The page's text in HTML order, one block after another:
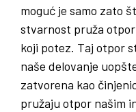
moguć je samo zato
stvarnost pruža
koji potez. Taj otpor
naše delovanje
zatvorena kao
pružaju otpor našim